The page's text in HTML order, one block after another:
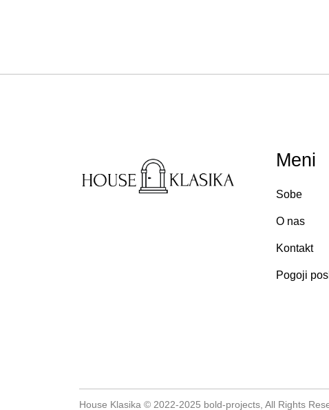
Meni
Sobe
O nas
Kontakt
Pogoji
House Klasika © 2022-2025 bold-projects, All Rights